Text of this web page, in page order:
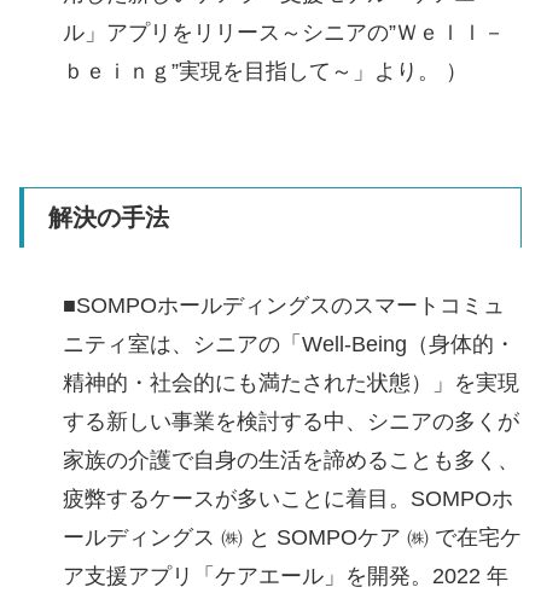
ル」アプリをリリース～シニアの”Ｗｅｌｌ－
ｂｅｉｎｇ”実現を目指して～」より。 ）
解決の手法
■SOMPOホールディングスのスマートコミュ
ニティ室は、シニアの「Well-Being（身体的・
精神的・社会的にも満たされた状態）」を実現
する新しい事業を検討する中、シニアの多くが
家族の介護で自身の生活を諦めることも多く、
疲弊するケースが多いことに着目。SOMPOホ
ールディングス ㈱ と SOMPOケア ㈱ で在宅ケ
ア支援アプリ「ケアエール」を開発。2022 年